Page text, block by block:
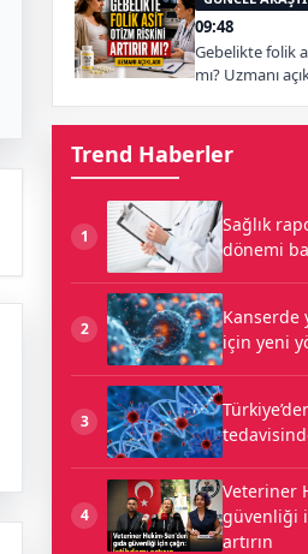
09:48
Gebelikte folik
mı? Uzmanı
Trend Haberler
1
Sağlık
dönemi
2
Kanserde
için yeni
3
4
Veteriner
güvenliği
artırın